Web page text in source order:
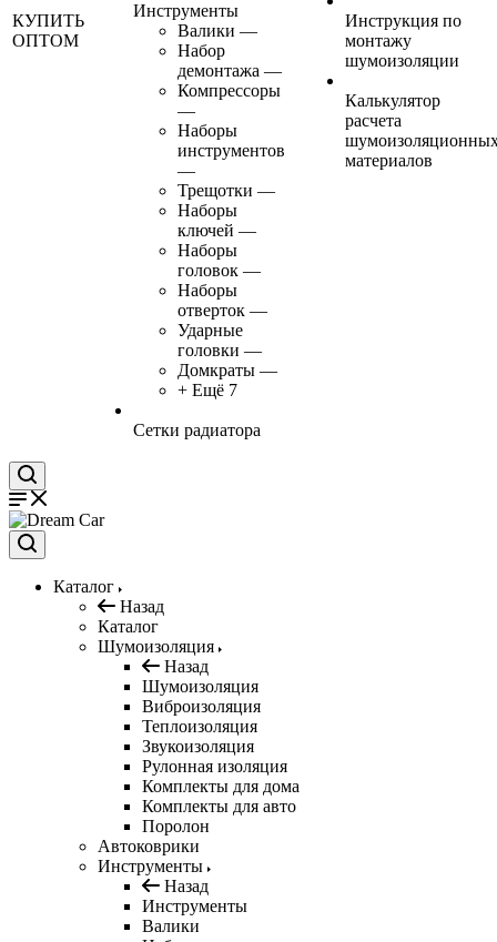
КУПИТЬ
ОПТОМ
Инструменты
Валики —
Набор
демонтажа —
Компрессоры
—
Наборы
инструментов
—
Трещотки —
Наборы
ключей —
Наборы
головок —
Наборы
отверток —
Ударные
головки —
Домкраты —
+ Ещё 7
Сетки радиатора
Инструкция по
монтажу
шумоизоляции
Калькулятор
расчета
материалов
Каталог
Назад
Каталог
Шумоизоляция
Назад
Шумоизоляция
Виброизоляция
Теплоизоляция
Звукоизоляция
Рулонная изоляция
Комплекты для дома
Комплекты для авто
Поролон
Автоковрики
Инструменты
Назад
Инструменты
Валики